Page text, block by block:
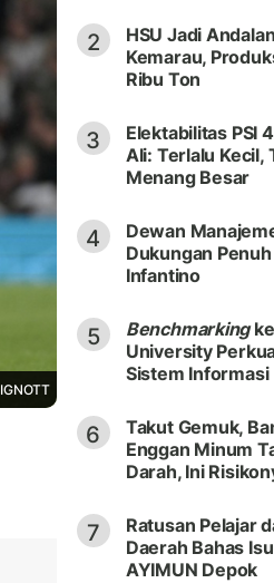
2
HSU Jadi
Kemarau,
Ribu Ton
3
Elektabilitas PSI
Ali: Terlalu Kecil,
Menang Besar
4
Dewan
Dukungan
Infantino
5 Benchmarking
University
Sistem Informasi
6
Takut Gemuk,
Enggan Minum
Darah, Ini
7
Ratusan Pelajar
Daerah Bahas
AYIMUN Depok